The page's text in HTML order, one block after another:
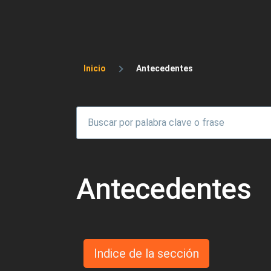
Sobrescribir enlaces
Inicio Antecedentes
Antecedentes
Indice de la sección